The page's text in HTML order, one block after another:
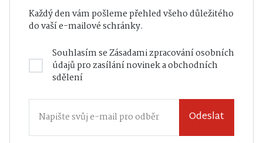
Každý den vám pošleme přehled všeho důležitého
do vaší e-mailové schránky.
Souhlasím seZásadami zpracování osobních
údajůpro zasílání novinek a obchodních
sdělení
Odeslat